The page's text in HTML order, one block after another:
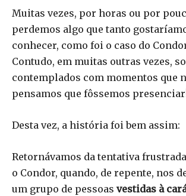
Muitas vezes, por horas ou por
perdemos algo que tanto
conhecer, como foi o caso do
Contudo, em muitas outras vezes,
contemplados com momentos que
pensamos que fôssemos
Desta vez, a história foi bem assim:
Retornávamos da tentativa
o Condor, quando, de repente, nos
um grupo de pessoas vestidas à